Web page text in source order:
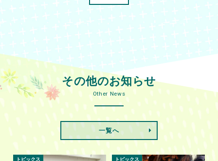
その他のお知らせ
Other News
一覧へ
トピックス トピックス